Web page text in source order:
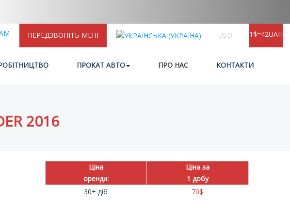
ПЕРЕДЗВОНІТЬ МЕНІ USD 1$=42UAH
ПРОКАТ АВТО ПРО НАС КОНТАКТИ
2016
Ціна
оренди:
Ціна за
1 добу
30+ діб
70$